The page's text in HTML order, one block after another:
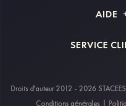
Livraison
AIDE
Retour et
SERVICE
Modes de
Droits d'auteur 2012 - 2026
Conditions générales |